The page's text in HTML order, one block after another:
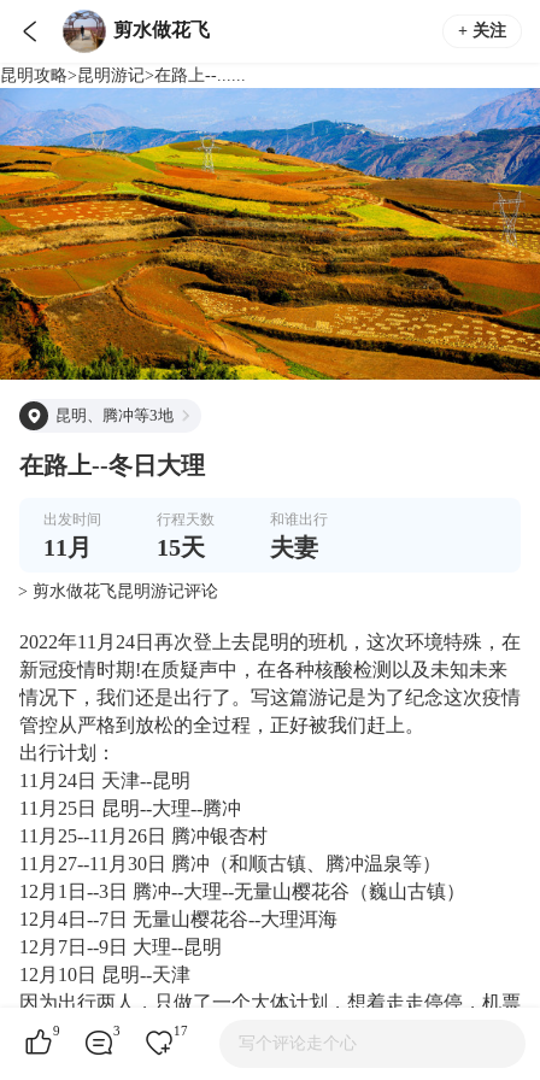
 剪水做花飞 + 关注
昆明攻略>昆明游记>在路上--......
昆明、腾冲等3地
在路上--冬日大理
出发时间
11 月
行程天数
15天
和谁出行
夫妻
> 剪水做花飞昆明游记评论
2022年11月24日再次登上去昆明的班机，这次环境特殊，在
新冠疫情时期!在质疑声中，在各种核酸检测以及未知未来
情况下，我们还是出行了。写这篇游记是为了纪念这次疫情
管控从严格到放松的全过程，正好被我们赶上。
出行计划：
11月24日 天津--昆明
11月25日 昆明--大理--腾冲
11月25--11月26日 腾冲银杏村
11月27--11月30日 腾冲（和顺古镇、腾冲温泉等）
12月1日--3日 腾冲--大理--无量山樱花谷（巍山古镇）
12月4日--7日 无量山樱花谷--大理洱海
12月7日--9日 大理--昆明
12月10日 昆明--天津
因为出行两人，只做了一个大体计划，想着走走停停，机票
也没有买来回的，随意一些。正是这个决定，使我们，在这
次变化丛生的旅行中掌握了主动，同时我的疏忽又让我们破
9 3 17
写个评论走个心